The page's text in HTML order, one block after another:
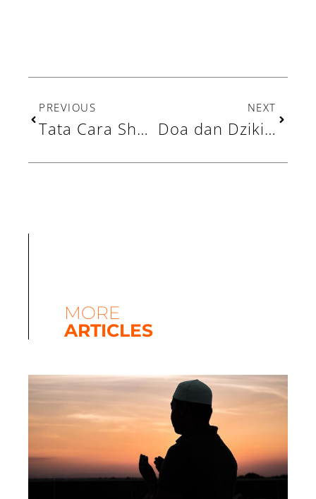
PREVIOUS
Tata Cara Sholat Hajat: Lengkap dengan Niat dan Doanya
NEXT
Doa dan Dzikir 10 Hari Pertama Bulan Dzulhijjah
MORE
ARTICLES